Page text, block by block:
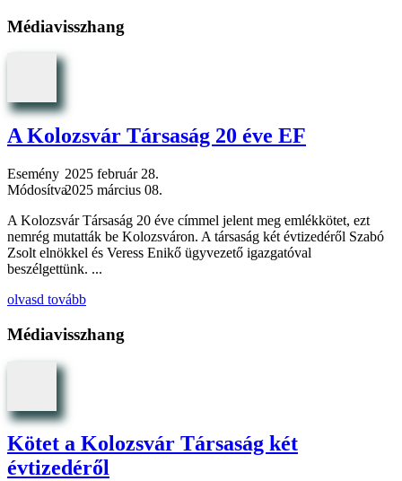
Médiavisszhang
A Kolozsvár Társaság 20 éve EF
Esemény 2025 február 28.
Módosítva2025 március 08.
A Kolozsvár Társaság 20 éve címmel jelent meg emlékkötet, ezt
nemrég mutatták be Kolozsváron. A társaság két évtizedéről Szabó
Zsolt elnökkel és Veress Enikő ügyvezető igazgatóval
beszélgettünk. ...
olvasd tovább
Médiavisszhang
Kötet a Kolozsvár Társaság két
évtizedéről